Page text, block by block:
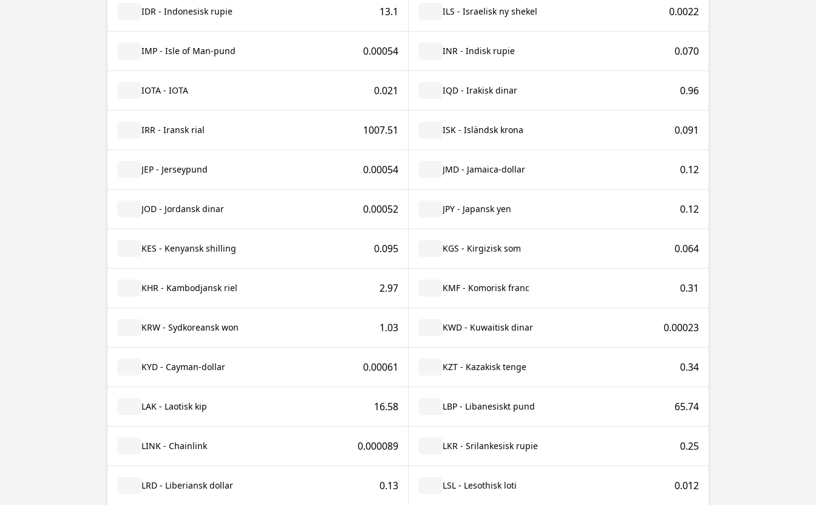
IDR - Indonesisk rupie 13.1 ILS - Israelisk ny shekel 0.0022
IMP - Isle of Man-pund 0.00054 INR - Indisk rupie 0.070
IOTA - IOTA 0.021 IQD - Irakisk dinar 0.96
IRR - Iransk rial 1007.51 ISK - Isländsk krona 0.091
JEP - Jerseypund 0.00054 JMD - Jamaica-dollar 0.12
JOD - Jordansk dinar 0.00052 JPY - Japansk yen 0.12
KES - Kenyansk shilling 0.095 KGS - Kirgizisk som 0.064
KHR - Kambodjansk riel 2.97 KMF - Komorisk franc 0.31
KRW - Sydkoreansk won 1.03 KWD - Kuwaitisk dinar 0.00023
KYD - Cayman-dollar 0.00061 KZT - Kazakisk tenge 0.34
LAK - Laotisk kip 16.58 LBP - Libanesiskt pund 65.74
LINK - Chainlink 0.000089 LKR - Srilankesisk rupie 0.25
LRD - Liberiansk dollar 0.13 LSL - Lesothisk loti 0.012